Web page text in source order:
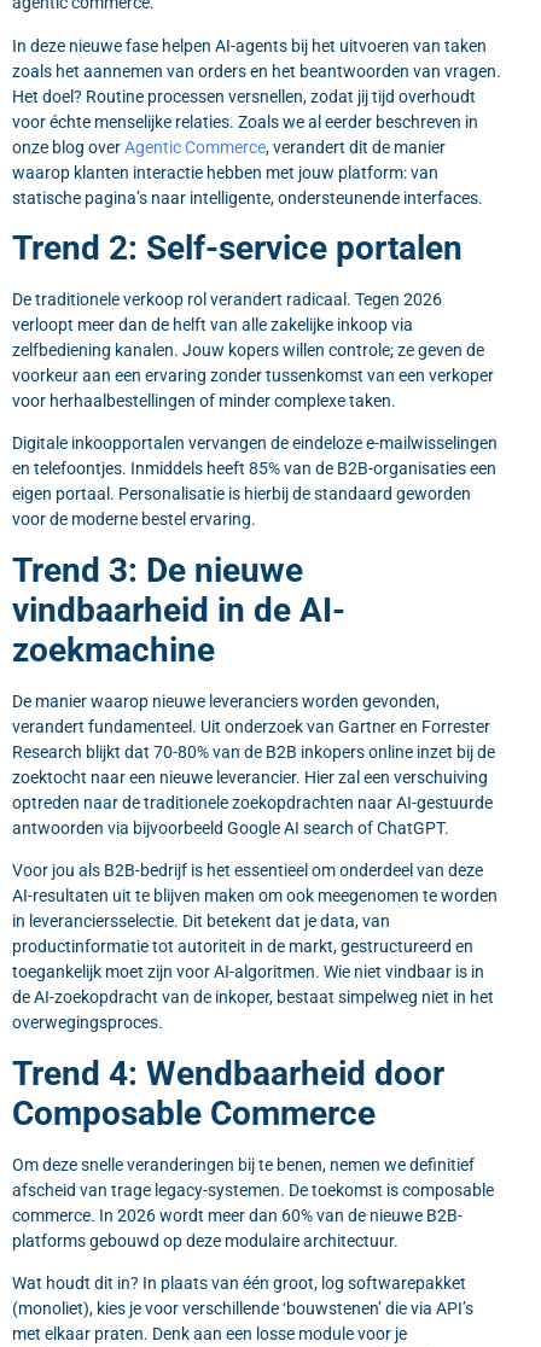
In deze nieuwe fase helpen AI-agents bij het uitvoeren van taken
zoals het aannemen van orders en het beantwoorden van vragen.
Het doel? Routine processen versnellen, zodat jij tijd overhoudt
voor échte menselijke relaties. Zoals we al eerder beschreven in
onze blog overAgentic Commerce, verandert dit de manier
waarop klanten interactie hebben met jouw platform: van
statische pagina’s naar intelligente, ondersteunende interfaces.
Trend 2: Self-service portalen
De traditionele verkoop rol verandert radicaal. Tegen 2026
verloopt meer dan de helft van alle zakelijke inkoop via
zelfbediening kanalen. Jouw kopers willen controle; ze geven de
voorkeur aan een ervaring zonder tussenkomst van een verkoper
voor herhaalbestellingen of minder complexe taken.
Digitale inkoopportalen vervangen de eindeloze e-mailwisselingen
en telefoontjes. Inmiddels heeft 85% van de B2B-organisaties een
eigen portaal. Personalisatie is hierbij de standaard geworden
voor de moderne bestel ervaring.
Trend 3: De nieuwe
vindbaarheid in de AI-
zoekmachine
De manier waarop nieuwe leveranciers worden gevonden,
verandert fundamenteel. Uit onderzoek van Gartner en Forrester
Research blijkt dat 70-80% van de B2B inkopers online inzet bij de
zoektocht naar een nieuwe leverancier. Hier zal een verschuiving
optreden naar de traditionele zoekopdrachten naarAI-gestuurde
antwoorden via bijvoorbeeld Google AI search of ChatGPT.
Voor jou als B2B-bedrijf is het essentieel om onderdeel van deze
AI-resultaten uit te blijven maken om ook meegenomen te worden
in leveranciersselectie. Dit betekent dat je data, van
productinformatie tot autoriteit in de markt, gestructureerd en
toegankelijk moet zijn voor AI-algoritmen. Wie niet vindbaar is in
de AI-zoekopdracht van de inkoper, bestaat simpelweg niet in het
overwegingsproces.
Trend 4: Wendbaarheid door
Composable Commerce
Om deze snelle veranderingen bij te benen, nemen we definitief
afscheid van trage legacy-systemen. De toekomst iscomposable
commerce. In 2026 wordt meer dan 60% van de nieuwe B2B-
platforms gebouwd op deze modulaire architectuur.
Wat houdt dit in? In plaats van één groot, log softwarepakket
(monoliet), kies je voor verschillende ‘bouwstenen’ die via API’s
met elkaar praten. Denk aan een losse module voor je